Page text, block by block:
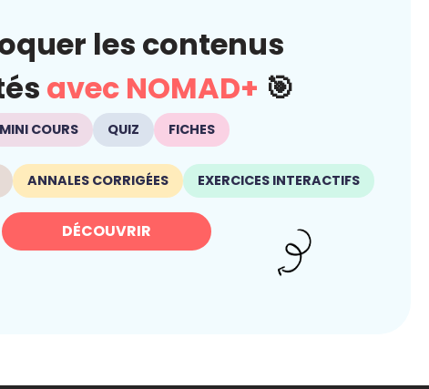
les contenus
avec NOMAD+ 🎯
MINI COURS QUIZ FICHES
ANNALES CORRIGÉES EXERCICES INTERACTIFS
DÉCOUVRIR